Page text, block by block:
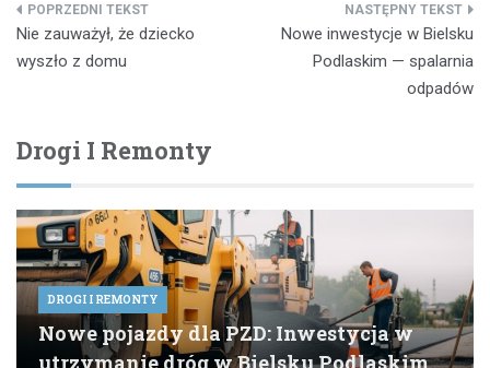
Nawigacja
wpisu
Nie zauważył, że dziecko
wyszło z domu
Nowe inwestycje w Bielsku
Podlaskim — spalarnia
odpadów
Drogi I Remonty
DROGI I REMONTY
Nowe pojazdy dla PZD: Inwestycja w